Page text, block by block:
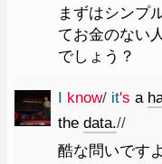
まずはシンプ
てお金のない
でしょう？
I know/ it's a
the data.//
酷な問いです